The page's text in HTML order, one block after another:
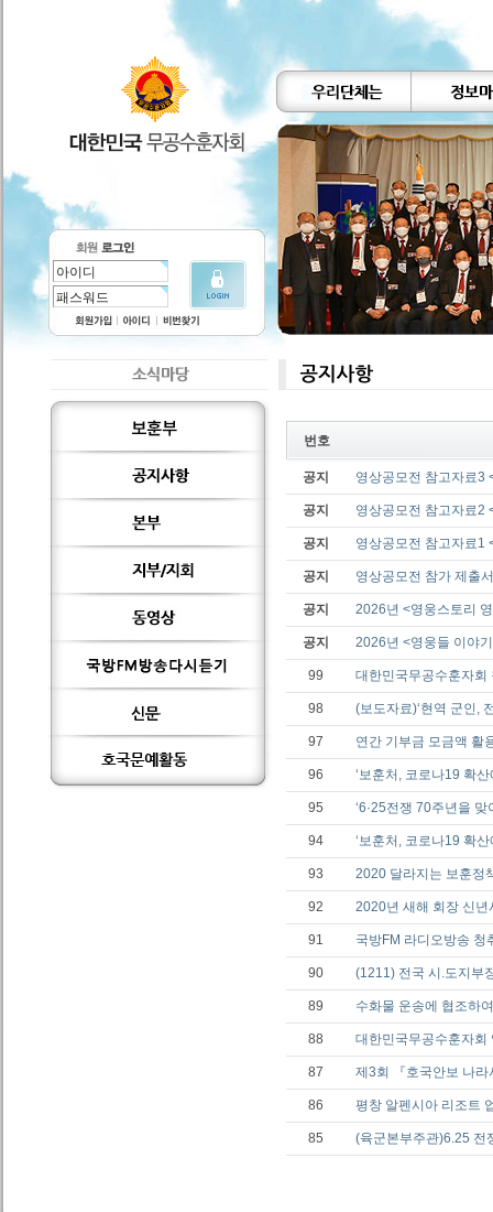
번호
공지 영상공모전 참고자료
공지 영상공모전 참고자료
공지 영상공모전 참고자료1
공지 영상공모전 참가 제출
공지 2026년 <영웅스토리
공지 2026년 <영웅들 이야
99 대한민국무공수훈자
98 (보도자료)‘현역 군인,
97 연간 기부금 모금액 활
96 ‘보훈처, 코로나19 확
95 ‘6·25전쟁 70주년을
94 ‘보훈처, 코로나19 확
93 2020 달라지는 보훈정
92 2020년 새해 회장 신년
91 국방FM 라디오방송 청
90 (1211) 전국 시.도지부
89 수화물 운송에 협조하
88 대한민국무공수훈자회
87 제3회 『호국안보 나
86 평창 알펜시아 리조트
85 (육군본부주관)6.25 전